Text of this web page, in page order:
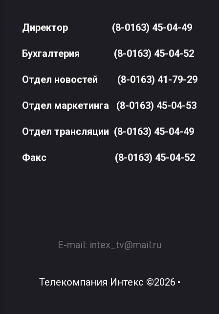
Директор (8-0163) 45-04-49
Бухгалтерия (8-0163) 45-04-52
Отдел новостей (8-0163) 41-79-29
Отдел маркетинга (8-0163) 45-04-53
Отдел трансляции (8-0163) 45-04-49
Факс(8-0163) 45-04-52
E-mail: intex_tv@mail.ru
Телекомпания Интекс ©2026